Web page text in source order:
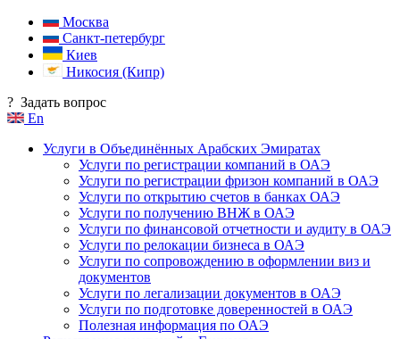
Москва
Санкт-петербург
Киев
Никосия (Кипр)
? Задать вопрос
En
Услуги в Объединённых Арабских Эмиратах
Услуги по регистрации компаний в ОАЭ
Услуги по регистрации фризон компаний в ОАЭ
Услуги по открытию счетов в банках ОАЭ
Услуги по получению ВНЖ в ОАЭ
Услуги по финансовой отчетности и аудиту в ОАЭ
Услуги по релокации бизнеса в ОАЭ
Услуги по сопровождению в оформлении виз и
документов
Услуги по легализации документов в ОАЭ
Услуги по подготовке доверенностей в ОАЭ
Полезная информация по ОАЭ